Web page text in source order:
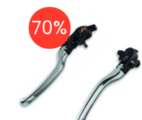
70%